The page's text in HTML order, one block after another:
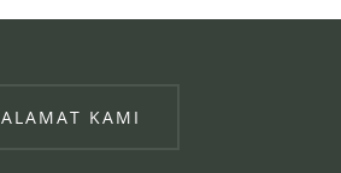
ALAMAT KAMI